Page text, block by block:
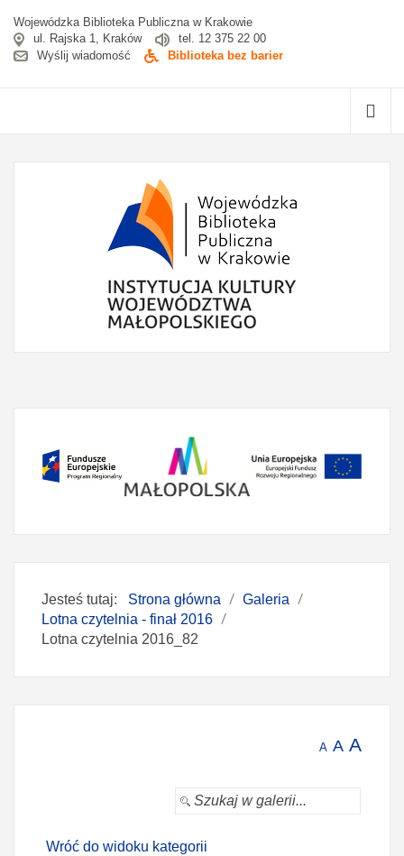
Wojewódzka Biblioteka Publiczna w Krakowie
ul. Rajska 1, Kraków
tel. 12 375 22 00
Wyślij wiadomość
Biblioteka bez barier
Jesteś tutaj: Strona główna
Galeria
Lotna czytelnia - finał 2016
Lotna czytelnia 2016_82
A A A
Wróć do widoku kategorii